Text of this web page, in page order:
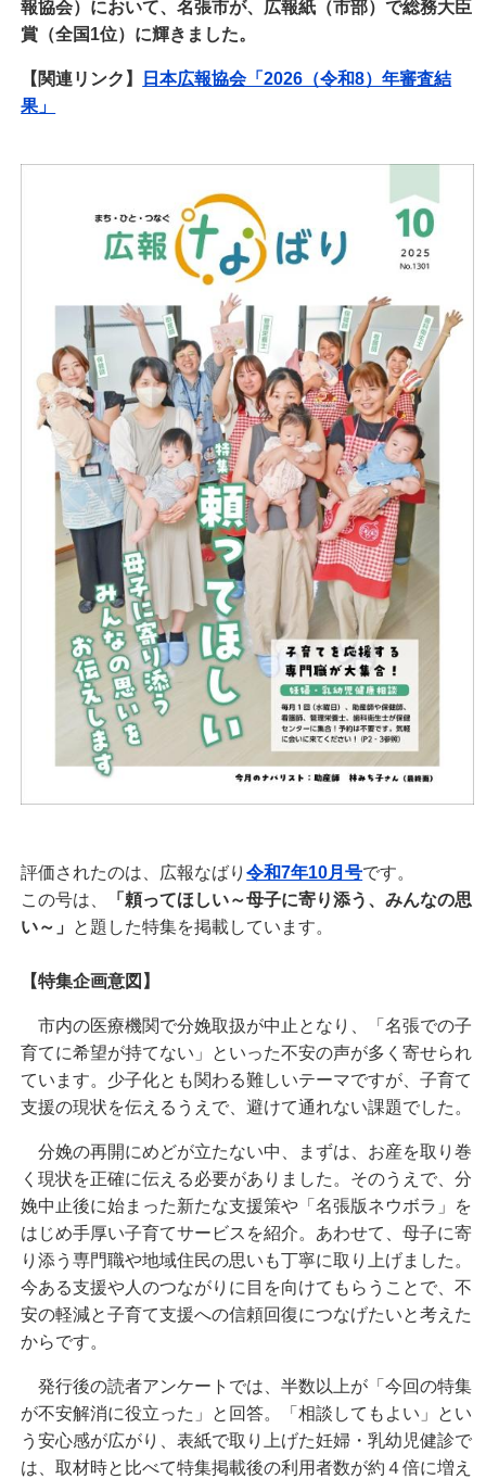
報協会）において、名張市が、広報紙（市部）で総務大臣
賞（全国1位）に輝きました。
【関連リンク】
日本広報協会「2026（令和8）年審査結
果」
評価されたのは、広報なばり令和7年10月号です。
この号は、
「頼ってほしい～母子に寄り添う、みんなの思
い～」
と題した特集を掲載しています。
【特集企画意図】
市内の医療機関で分娩取扱が中止となり、「名張での子
育てに希望が持てない」といった不安の声が多く寄せられ
ています。少子化とも関わる難しいテーマですが、子育て
支援の現状を伝えるうえで、避けて通れない課題でした。
分娩の再開にめどが立たない中、まずは、お産を取り巻
く現状を正確に伝える必要がありました。そのうえで、分
娩中止後に始まった新たな支援策や「名張版ネウボラ」を
はじめ手厚い子育てサービスを紹介。あわせて、母子に寄
り添う専門職や地域住民の思いも丁寧に取り上げました。
今ある支援や人のつながりに目を向けてもらうことで、不
安の軽減と子育て支援への信頼回復につなげたいと考えた
からです。
発行後の読者アンケートでは、半数以上が「今回の特集
が不安解消に役立った」と回答。「相談してもよい」とい
う安心感が広がり、表紙で取り上げた妊婦・乳幼児健診で
は、取材時と比べて特集掲載後の利用者数が約４倍に増え